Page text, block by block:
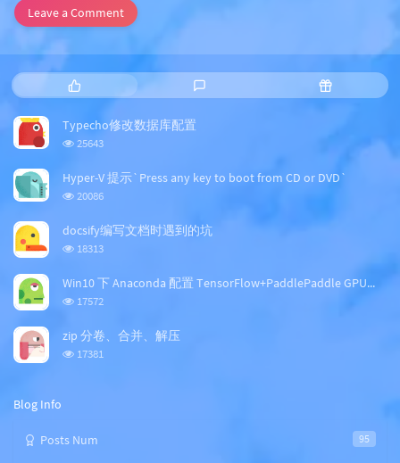
Leave a Comment
P
o
u
a
r
r
t
c
l
s
a
t
c
m
n
R
a
m
l
Typecho修改数据库配置
浏
次
数:
25643
Hyper-V 提示`Press any key to boot from CD or DVD`
浏
次
20086
docsify编写文档时遇到的坑
浏
次
18313
Win10 下 Anaconda 配置 TensorFlow+PaddlePaddle GPU版本
浏
次
数:
17572
zip 分卷、合并、解压
浏
17381
Blog Info
95
Posts Num